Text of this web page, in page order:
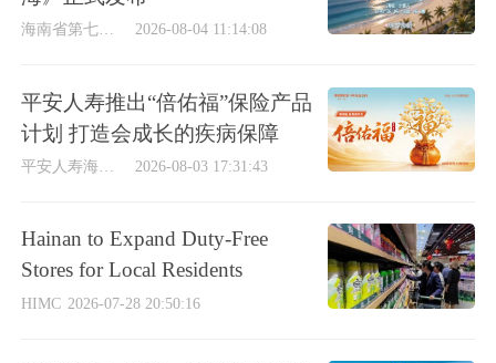
海南省第七届运动会执行委员会 2026-08-04 11:14:08
平安人寿推出“倍佑福”保险产品
计划 打造会成长的疾病保障
平安人寿海南分公司 2026-08-03 17:31:43
Hainan to Expand Duty-Free
Stores for Local Residents
HIMC 2026-07-28 20:50:16